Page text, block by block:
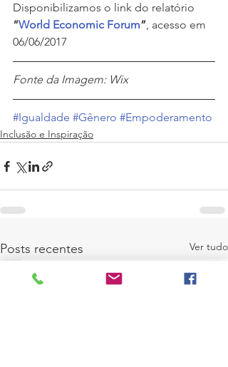
Disponibilizamos o link do relatório
“World Economic Forum”, acesso em
06/06/2017
Fonte da Imagem: Wix
#Igualdade #Gênero #Empoderamento
Inclusão e Inspiração
Posts recentes Ver tudo